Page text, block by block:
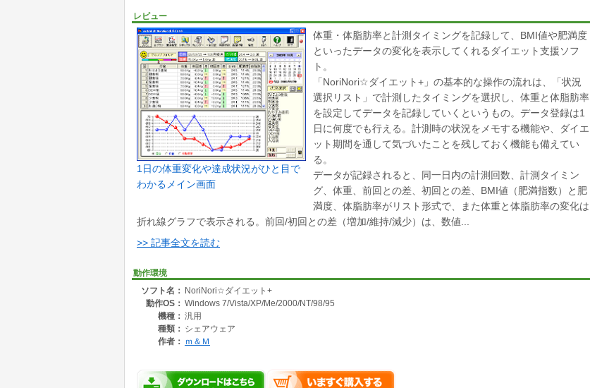
レビュー
1日の体重変化や達成状況がひと目で
わかるメイン画面
体重・体脂肪率と計測タイミングを記録して、BMI値や肥満度
といったデータの変化を表示してくれるダイエット支援ソフ
ト。
「NoriNori☆ダイエット+」の基本的な操作の流れは、「状況
選択リスト」で計測したタイミングを選択し、体重と体脂肪率
を設定してデータを記録していくというもの。データ登録は1
日に何度でも行える。計測時の状況をメモする機能や、ダイエ
ット期間を通して気づいたことを残しておく機能も備えてい
る。
データが記録されると、同一日内の計測回数、計測タイミン
グ、体重、前回との差、初回との差、BMI値（肥満指数）と肥
満度、体脂肪率がリスト形式で、また体重と体脂肪率の変化は
折れ線グラフで表示される。前回/初回との差（増加/維持/減少）は、数値...
>> 記事全文を読む
動作環境
ソフト名： NoriNori☆ダイエット+
動作OS： Windows 7/Vista/XP/Me/2000/NT/98/95
機種： 汎用
種類： シェアウェア
作者：
ｍ＆Ｍ